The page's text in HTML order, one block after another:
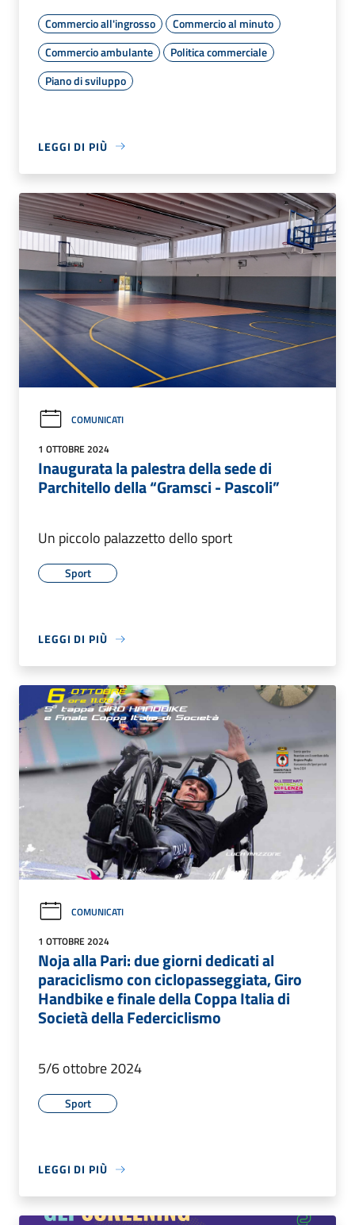
Commercio all'ingrosso
Commercio al minuto
Commercio ambulante
Politica commerciale
Piano di sviluppo
LEGGI DI PIÙ
COMUNICATI
1 OTTOBRE 2024
Inaugurata la palestra della sede di
Parchitello della “Gramsci - Pascoli”
Un piccolo palazzetto dello sport
Sport
LEGGI DI PIÙ
COMUNICATI
1 OTTOBRE 2024
Noja alla Pari: due giorni dedicati al
paraciclismo con ciclopasseggiata, Giro
Handbike e finale della Coppa Italia di
Società della Federciclismo
5/6 ottobre 2024
Sport
LEGGI DI PIÙ